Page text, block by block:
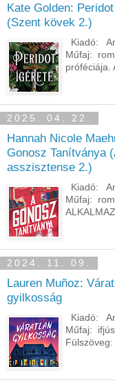
Kate Golden:
(Szent kövek 2.)
Kiadó:
Műfaj:
próféciája.
2025. 04. 22.
Hannah Nicole
Gonosz Tanítványa
asszisztense 2.)
Kiadó:
Műfaj:
2024. 11. 09.
Lauren Muñoz:
gyilkosság
Kiadó:
Műfaj:
Fülszöveg: